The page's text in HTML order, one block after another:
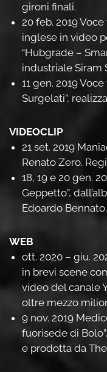
gironi finali.
20 feb. 2019
inglese in video
“Hubgrade –
industriale Siram
11 gen. 2019
Surgelati”,
VIDEOCLIP
21 set. 2019
Renato Zero.
18, 19 e 20 gen.
Geppetto”,
Edoardo
WEB
ott. 2020 – giu.
in brevi scene
video del canale
oltre mezzo
9 nov. 2019
fuorisede di
e prodotta da